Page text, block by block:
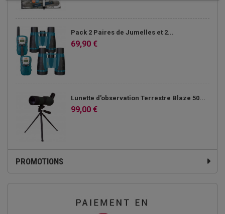
Pack 2 Paires de Jumelles et 2...
69,90 €
Lunette d'observation Terrestre Blaze 50...
99,00 €
PROMOTIONS